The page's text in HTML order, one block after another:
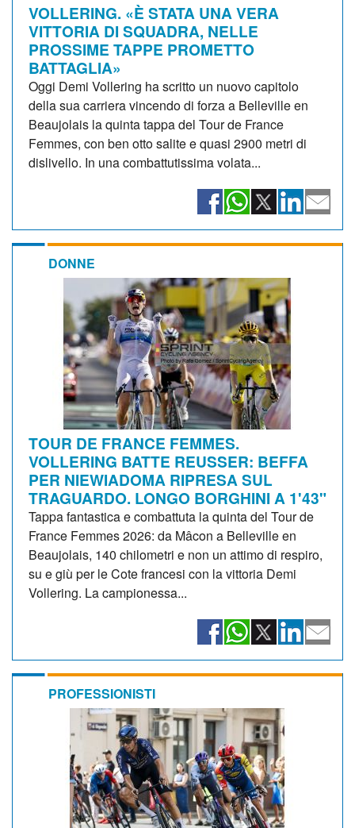
VOLLERING. «È STATA UNA VERA
VITTORIA DI SQUADRA, NELLE
PROSSIME TAPPE PROMETTO
BATTAGLIA»
Oggi Demi Vollering ha scritto un nuovo capitolo
della sua carriera vincendo di forza a Belleville en
Beaujolais la quinta tappa del Tour de France
Femmes, con ben otto salite e quasi 2900 metri di
dislivello. In una combattutissima volata...
DONNE
TOUR DE FRANCE FEMMES.
VOLLERING BATTE REUSSER: BEFFA
PER NIEWIADOMA RIPRESA SUL
TRAGUARDO. LONGO BORGHINI A 1'43"
Tappa fantastica e combattuta la quinta del Tour de
France Femmes 2026: da Mâcon a Belleville en
Beaujolais, 140 chilometri e non un attimo di respiro,
su e giù per le Cote francesi con la vittoria Demi
Vollering. La campionessa...
PROFESSIONISTI